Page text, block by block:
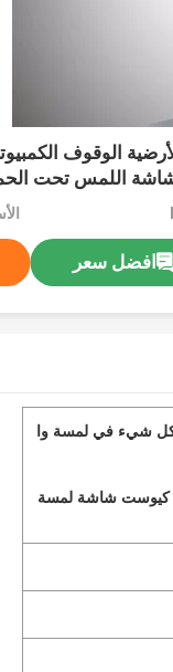
الأرضية الوقوف
اللمس تحت
افضل سعر
شاشة 55 " كل شيء في لمسة وا
كيوست شاشة لمسة